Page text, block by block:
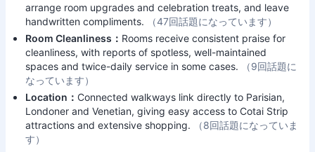
arrange room upgrades and celebration treats, and leave
handwritten compliments.
（47回話題になっています）
Room Cleanliness： Rooms receive consistent praise for
cleanliness, with reports of spotless, well-maintained
spaces and twice-daily service in some cases.
（9回話題に
なっています）
Location： Connected walkways link directly to Parisian,
Londoner and Venetian, giving easy access to Cotai Strip
attractions and extensive shopping.
（8回話題になっていま
す）